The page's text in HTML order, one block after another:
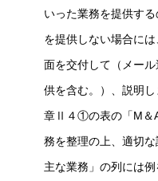
いった業務を提供す
を提供しない場合に
面を交付して（メー
供を含む。）、説明
章Ⅱ４①の表の「M＆
務を整理の上、適切
主な業務」の列には例